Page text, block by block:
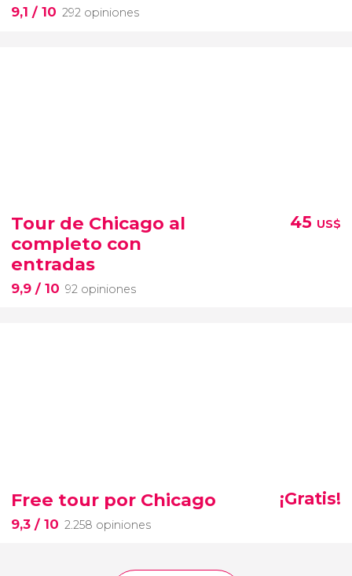
9,1 / 10 292 opiniones
Tour de Chicago al
completo con
entradas
9,9 / 10 92 opiniones
45 US$
Free tour por Chicago
9,3 / 10 2.258 opiniones
¡Gratis!